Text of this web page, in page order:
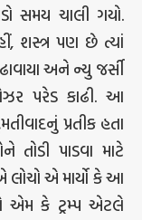
સમય ચાલી ગયો.
શસ્ત્ર પણ છે ત્યાં
અને ન્યુ જર્સી
પરેડ કાઢી. આ
પ્રતીક હતા
પાડવા માટે
લોચો એ માર્યો કે આ
એમ કે ટ્રમ્પ એટલે